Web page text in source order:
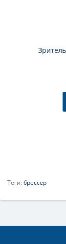
Теги:брессер